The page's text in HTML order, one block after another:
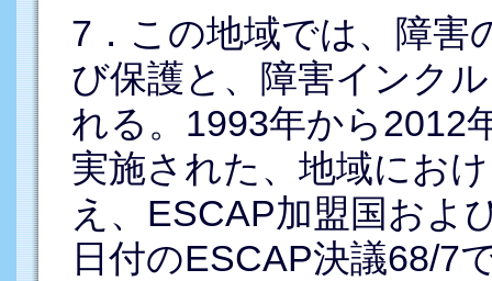
7．この地域では、障害
び保護と、障害インク
れる。1993年から2012
実施された、地域にお
え、ESCAP加盟国およ
日付のESCAP決議68/7